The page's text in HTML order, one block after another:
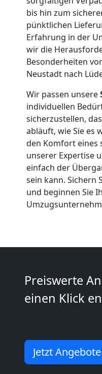
bis hin zum
pünktlichen
Erfahrung in der
wir die
Besonderheiten
Neustadt nach
Wir passen unsere
individuellen
sicherzustellen,
abläuft, wie Sie es
den Komfort eines
unserer Expertise
einfach der
sein kann. Sichern
und beginnen Sie
Preiswerte
einen Klick
Jetzt
Neustadt
Wiener
Neustadt
Wiener
Neustadt
Umzug
für
Senioren
Wiener